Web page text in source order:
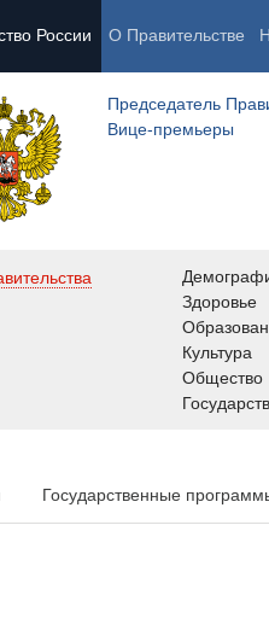
России О Правительстве
Председатель
Вице-премьеры
Здоровье
Культура
Общество
Государственные